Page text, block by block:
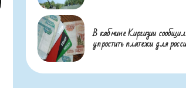
В кабмине Киргизии
упростить платежи для